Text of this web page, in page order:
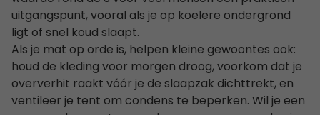
uitgangspunt, vooral als je op koelere ondergrond
ligt of snel koud slaapt.
Als je mat op orde is, helpen kleine gewoontes ook:
houd de kleding voor morgen droog, voorkom dat je
oververhit raakt vóór je de slaapzak dichttrekt, en
ventileer je tent om condens te beperken. Wil je een